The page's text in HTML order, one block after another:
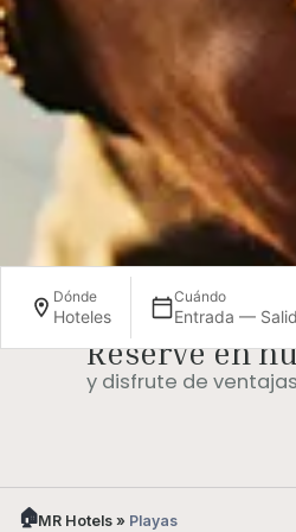
Dónde
Hoteles
Cuándo
Entrada —
Reserve en
y disfrute de
Upgrade de
habitación (bajo
disponibilidad)
MR Hotels » Playas